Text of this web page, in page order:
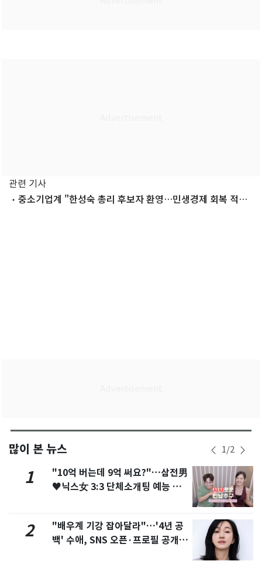
관련 기사
중소기업계 "한성숙 총리 후보자 환영…민생경제 회복 적임
많이 본 뉴스 1/2
1
"10억 버는데 9억 써요?"…삼전男
♥닉스女 3:3 단체소개팅 예능 화
2
"배우계 기강 잡아달라"…'4년 공
백' 수애, SNS 오픈·프로필 공개